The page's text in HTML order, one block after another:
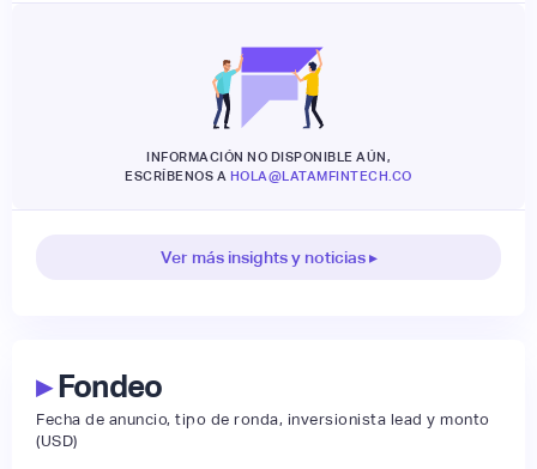
INFORMACIÓN NO DISPONIBLE AÚN,
ESCRÍBENOS A HOLA@LATAMFINTECH.CO
Ver más insights y noticias ▸
▸Fondeo
Fecha de anuncio, tipo de ronda, inversionista lead y monto
(USD)